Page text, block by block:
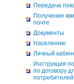
Передача
Получение
почте
Документы
Населению
Личный
Инструкция
по договору
потребителей